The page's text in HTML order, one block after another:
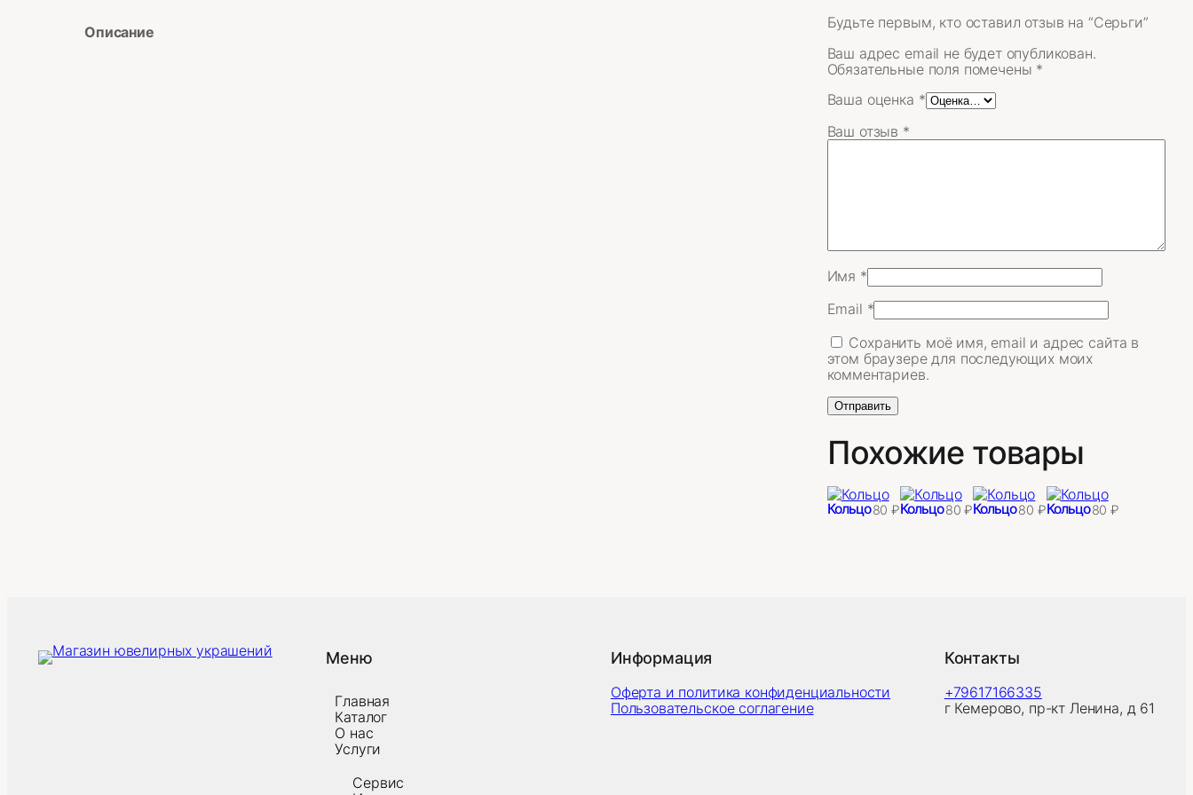
Описание
Будьте первым, кто оставил отзыв на “Серьги”
Ваш адрес email не будет опубликован.
Обязательные поля помечены *
Ваша оценка *
Ваш отзыв *
Имя *
Email *
Сохранить моё имя, email и адрес сайта в
этом браузере для последующих моих
комментариев.
Похожие товары
Кольцо 80₽Кольцо80₽Кольцо80 ₽Кольцо80₽
Меню
Главная
Каталог
О нас
Услуги
Сервис
Информация
Оферта и политика конфиденциальности
Пользовательское соглагение
Контакты
+79617166335
г Кемерово, пр-кт Ленина, д 61